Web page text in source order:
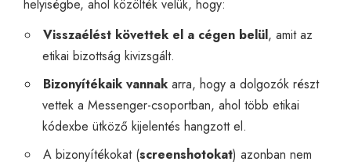
helyiségbe, ahol közölték velük, hogy:
Visszaélést követtek el a cégen belül, amit az
etikai bizottság kivizsgált.
Bizonyítékaik vannakarra, hogy a dolgozók részt
vettek a Messenger-csoportban, ahol több etikai
kódexbe ütköző kijelentés hangzott el.
A bizonyítékokat (screenshotokat) azonban nem